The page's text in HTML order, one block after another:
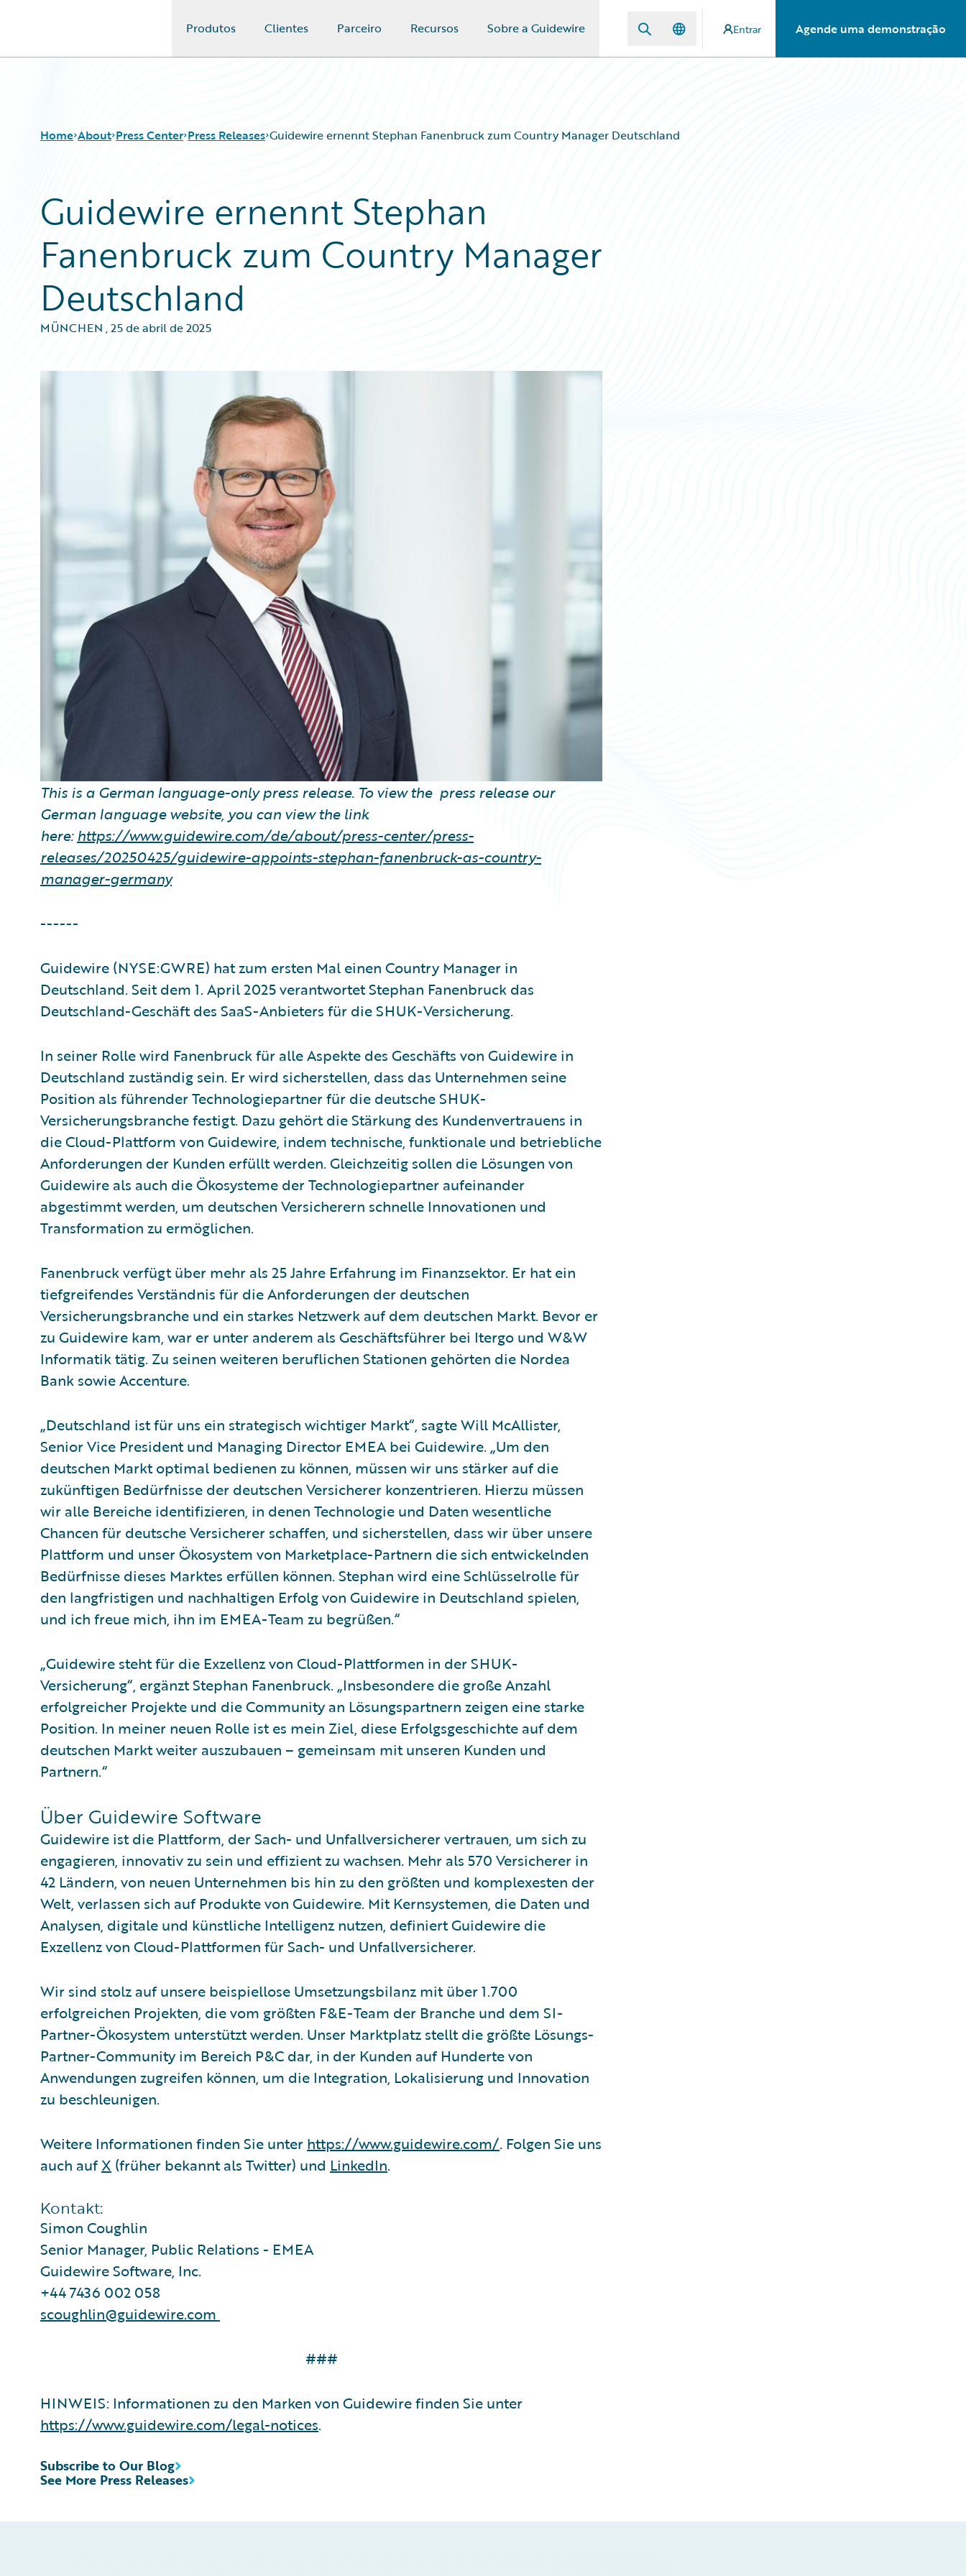
Produtos Clientes Parceiro Recursos Sobre a Guidewire Entrar Agende uma demonstração
Home About Press Center Press Releases Guidewire ernennt Stephan Fanenbruck zum Country Manager Deutschland
Guidewire ernennt Stephan
Fanenbruck zum Country Manager
Deutschland
MÜNCHEN ,25 de abril de 2025
This is a German language-only press release. To view the press release our
German language website, you can view the link
here:https://www.guidewire.com/de/about/press-center/press-
releases/20250425/guidewire-appoints-stephan-fanenbruck-as-country-
manager-germany
------
Guidewire (NYSE:GWRE) hat zum ersten Mal einen Country Manager in
Deutschland. Seit dem 1. April 2025 verantwortet Stephan Fanenbruck das
Deutschland-Geschäft des SaaS-Anbieters für die SHUK-Versicherung.
In seiner Rolle wird Fanenbruck für alle Aspekte des Geschäfts von Guidewire in
Deutschland zuständig sein. Er wird sicherstellen, dass das Unternehmen seine
Position als führender Technologiepartner für die deutsche SHUK-
Versicherungsbranche festigt. Dazu gehört die Stärkung des Kundenvertrauens in
die Cloud-Plattform von Guidewire, indem technische, funktionale und betriebliche
Anforderungen der Kunden erfüllt werden. Gleichzeitig sollen die Lösungen von
Guidewire als auch die Ökosysteme der Technologiepartner aufeinander
abgestimmt werden, um deutschen Versicherern schnelle Innovationen und
Transformation zu ermöglichen.
Fanenbruck verfügt über mehr als 25 Jahre Erfahrung im Finanzsektor. Er hat ein
tiefgreifendes Verständnis für die Anforderungen der deutschen
Versicherungsbranche und ein starkes Netzwerk auf dem deutschen Markt. Bevor er
zu Guidewire kam, war er unter anderem als Geschäftsführer bei Itergo und W&W
Informatik tätig. Zu seinen weiteren beruflichen Stationen gehörten die Nordea
Bank sowie Accenture.
„Deutschland ist für uns ein strategisch wichtiger Markt“, sagte Will McAllister,
Senior Vice President und Managing Director EMEA bei Guidewire. „Um den
deutschen Markt optimal bedienen zu können, müssen wir uns stärker auf die
zukünftigen Bedürfnisse der deutschen Versicherer konzentrieren. Hierzu müssen
wir alle Bereiche identifizieren, in denen Technologie und Daten wesentliche
Chancen für deutsche Versicherer schaffen, und sicherstellen, dass wir über unsere
Plattform und unser Ökosystem von Marketplace-Partnern die sich entwickelnden
Bedürfnisse dieses Marktes erfüllen können. Stephan wird eine Schlüsselrolle für
den langfristigen und nachhaltigen Erfolg von Guidewire in Deutschland spielen,
und ich freue mich, ihn im EMEA-Team zu begrüßen.“
„Guidewire steht für die Exzellenz von Cloud-Plattformen in der SHUK-
Versicherung“, ergänzt Stephan Fanenbruck. „Insbesondere die große Anzahl
erfolgreicher Projekte und die Community an Lösungspartnern zeigen eine starke
Position. In meiner neuen Rolle ist es mein Ziel, diese Erfolgsgeschichte auf dem
deutschen Markt weiter auszubauen – gemeinsam mit unseren Kunden und
Partnern.“
Über Guidewire Software
Guidewire ist die Plattform, der Sach- und Unfallversicherer vertrauen, um sich zu
engagieren, innovativ zu sein und effizient zu wachsen. Mehr als 570 Versicherer in
42 Ländern, von neuen Unternehmen bis hin zu den größten und komplexesten der
Welt, verlassen sich auf Produkte von Guidewire. Mit Kernsystemen, die Daten und
Analysen, digitale und künstliche Intelligenz nutzen, definiert Guidewire die
Exzellenz von Cloud-Plattformen für Sach- und Unfallversicherer.
Wir sind stolz auf unsere beispiellose Umsetzungsbilanz mit über 1.700
erfolgreichen Projekten, die vom größten F&E-Team der Branche und dem SI-
Partner-Ökosystem unterstützt werden. Unser Marktplatz stellt die größte Lösungs-
Partner-Community im Bereich P&C dar, in der Kunden auf Hunderte von
Anwendungen zugreifen können, um die Integration, Lokalisierung und Innovation
zu beschleunigen.
Weitere Informationen finden Sie unter https://www.guidewire.com/. Folgen Sie uns
auch auf X (früher bekannt als Twitter) und LinkedIn.
Kontakt:
Simon Coughlin
Senior Manager, Public Relations - EMEA
Guidewire Software, Inc.
+44 7436 002 058
scoughlin@guidewire.com
###
HINWEIS: Informationen zu den Marken von Guidewire finden Sie unter
https://www.guidewire.com/legal-notices.
See More Press Releases
Subscribe to Our Blog